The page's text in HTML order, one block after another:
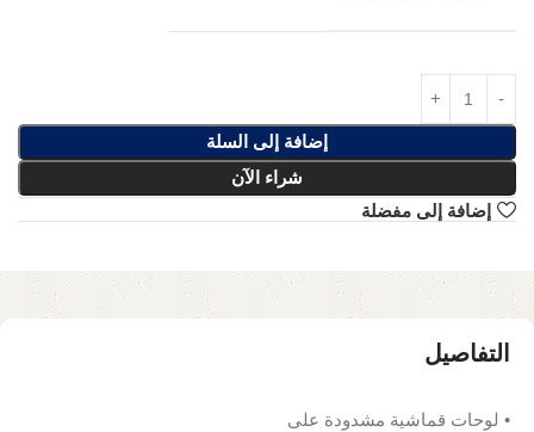
إضافة إلى السلة
شراء الآن
إضافة إلى مفضلة
التفاصيل
• لوحات قماشية مشدودة على